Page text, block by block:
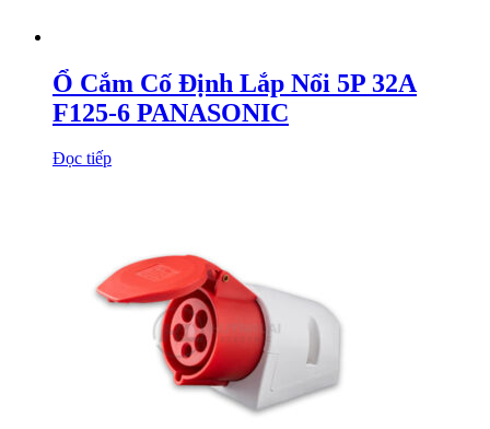
Ổ Cắm Cố Định Lắp Nổi 5P 32A
F125-6 PANASONIC
Đọc tiếp